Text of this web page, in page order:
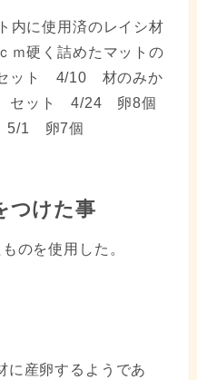
に使用済のレイシ材
硬く詰めたマットの
ト 4/10 材のみか
ット 4/24 卵8個
1 卵7個
つけた事
のを使用した。
に産卵するようであ